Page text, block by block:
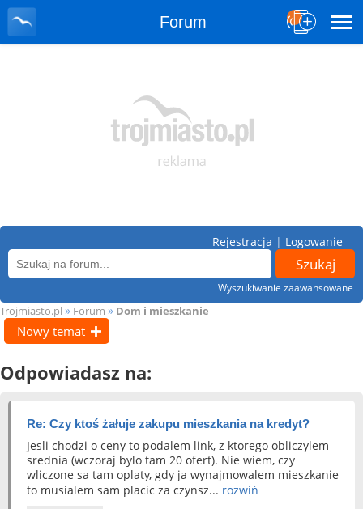
Forum
Wyszukiwanie zaawansowane
Rejestracja | Logowanie
Trojmiasto.pl » Forum » Dom i mieszkanie
Nowy temat
Odpowiadasz na:
Re: Czy ktoś żałuje zakupu mieszkania na kredyt?
Jesli chodzi o ceny to podalem link, z ktorego obliczylem
srednia (wczoraj bylo tam 20 ofert). Nie wiem, czy
wliczone sa tam oplaty, gdy ja wynajmowalem mieszkanie
to musialem sam placic za czynsz... rozwiń